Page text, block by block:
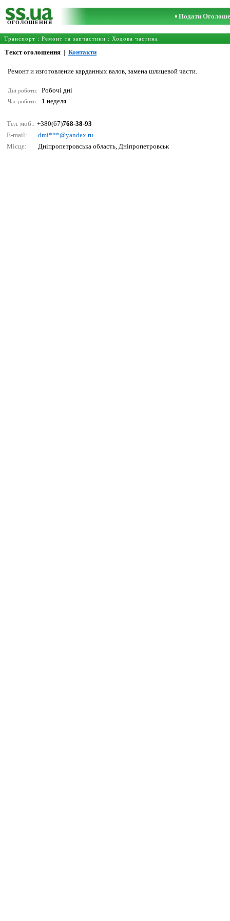
ОГОЛОШЕННЯ
Подати
Транспорт : Ремонт та запчастини : Ходова частина
Текст оголошення | Контакти
Ремонт и изготовление карданных валов, замена шлицевой части.
Дні роботи: Робочі дні
Час роботи: 1 неделя
Тел. моб.: +380(67)768-38-93
E-mail:
dmi***@yаndех.ru
Місце:
Дніпропетровська область, Дніпропетровськ